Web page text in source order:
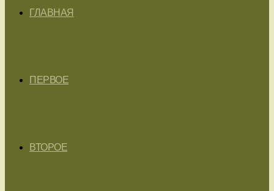
ГЛАВНАЯ
ПЕРВОЕ
ВТОРОЕ